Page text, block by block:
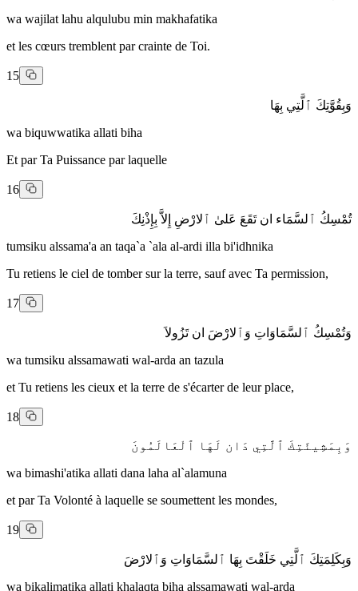
wa wajilat lahu alqulubu min makhafatika
et les cœurs tremblent par crainte de Toi.
15
وَبِقُوَّتِكَ ٱلَّتِي بِهَا
wa biquwwatika allati biha
Et par Ta Puissance par laquelle
16
تُمْسِكُ ٱلسَّمَاء ان تَقَعَ عَلىٰ ٱلارْضِ إِلاَّ بِإِذْنِكَ
tumsiku alssama'a an taqa`a `ala al-ardi illa bi'idhnika
Tu retiens le ciel de tomber sur la terre, sauf avec Ta permission,
17
وَتُمْسِكُ ٱلسَّمَاوَاتِ وَٱلارْضَ ان تَزُولاَ
wa tumsiku alssamawati wal-arda an tazula
et Tu retiens les cieux et la terre de s'écarter de leur place,
18
وَبِمَشِيئَتِكَ ٱلَّتِي دَان لَهَا ٱلْعَالَمُونَ
wa bimashi'atika allati dana laha al`alamuna
et par Ta Volonté à laquelle se soumettent les mondes,
19
وَبِكَلِمَتِكَ ٱلَّتِي خَلَقْتَ بِهَا ٱلسَّمَاوَاتِ وَٱلارْضَ
wa bikalimatika allati khalaqta biha alssamawati wal-arda